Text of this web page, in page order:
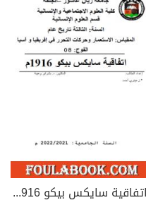
اتفاقية سايكس بيكو 1916م